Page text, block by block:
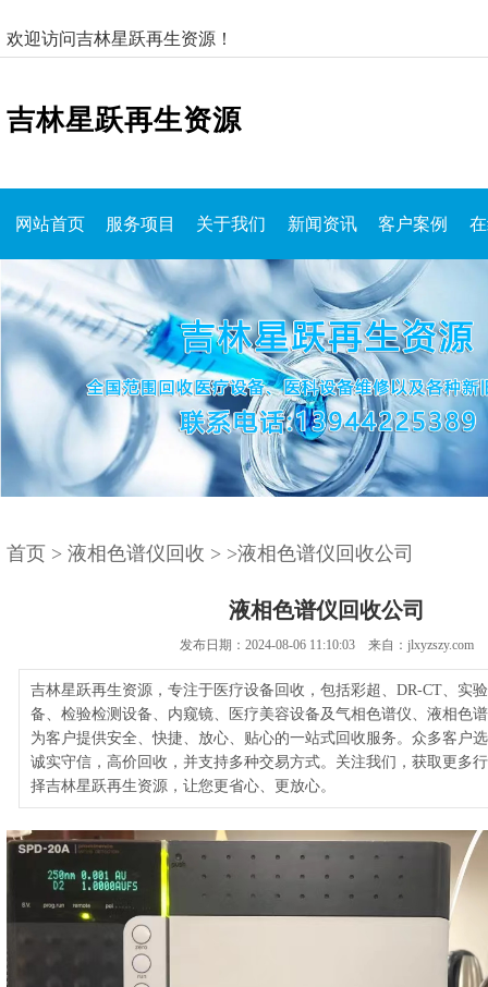
欢迎访问吉林星跃再生资源！
吉林星跃再生资源
网站首页 服务项目 关于我们 新闻资讯 客户案例
首页 > 液相色谱仪回收 > >液相色谱仪回收公司
液相色谱仪回收公司
发布日期：2024-08-06 11:10:03 来自：jlxyzszy.com
吉林星跃再生资源，专注于医疗设备回收，包括彩超、DR-CT、实
备、检验检测设备、内窥镜、医疗美容设备及气相色谱仪、液相色
为客户提供安全、快捷、放心、贴心的一站式回收服务。众多客户
诚实守信，高价回收，并支持多种交易方式。关注我们，获取更多
择吉林星跃再生资源，让您更省心、更放心。